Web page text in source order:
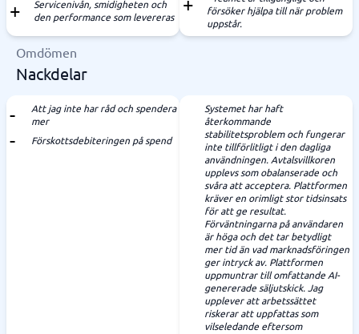
Servicenivån, smidigheten och
den performance som levereras
försöker hjälpa till när problem
uppstår.
Omdömen
Nackdelar
Att jag inte har råd och spendera
mer
Förskottsdebiteringen på spend
Systemet har haft
återkommande
stabilitetsproblem och fungerar
inte tillförlitligt i den dagliga
användningen. Avtalsvillkoren
upplevs som obalanserade och
svåra att acceptera. Plattformen
kräver en orimligt stor tidsinsats
för att ge resultat.
Förväntningarna på användaren
är höga och det tar betydligt
mer tid än vad marknadsföringen
ger intryck av. Plattformen
uppmuntrar till omfattande AI-
genererade säljutskick. Jag
upplever att arbetssättet
riskerar att uppfattas som
vilseledande eftersom